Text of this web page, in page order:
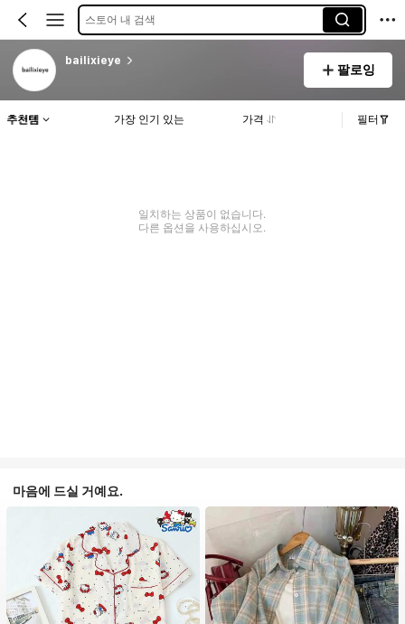
스토어 내 검색
bailixieye
팔로잉
추천템 가장 인기 있는 가격 필터
일치하는 상품이 없습니다.
다른 옵션을 사용하십시오.
마음에 드실 거예요.